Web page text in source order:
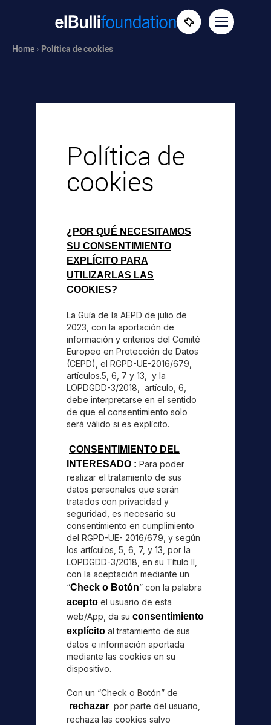
Home › Política de cookies
Política de
cookies
¿POR QUÉ NECESITAMOS
SU CONSENTIMIENTO
EXPLÍCITO PARA
UTILIZARLAS LAS
COOKIES?
La Guía de la AEPD de julio de
2023, con la aportación de
información y criterios del Comité
Europeo en Protección de Datos
(CEPD), el RGPD-UE-2016/679,
artículos.5, 6, 7 y 13, y la
LOPDGDD-3/2018, artículo, 6,
debe interpretarse en el sentido
de que el consentimiento solo
será válido si es explícito.
CONSENTIMIENTO DEL
INTERESADO : Para poder
realizar el tratamiento de sus
datos personales que serán
tratados con privacidad y
seguridad, es necesario su
consentimiento en cumplimiento
del RGPD-UE- 2016/679, y según
los artículos, 5, 6, 7, y 13, por la
LOPDGDD-3/2018, en su Título II,
con la aceptación mediante un
“Check o Botón” con la palabra
acepto el usuario de esta
web/App, da su consentimiento
explícito al tratamiento de sus
datos e información aportada
mediante las cookies en su
dispositivo.
Con un “Check o Botón” de
rechazar por parte del usuario,
rechaza las cookies salvo